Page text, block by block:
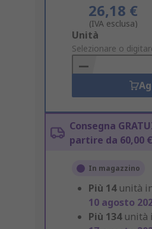
26,18 €
(IVA esclusa)
Add
to
Basket
Unità
Selezionare o
Consegna
partire da 60,00 €
In magazzino
Più 14 unità
10 agosto
Più 134 unità